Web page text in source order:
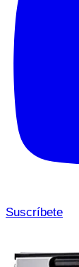
Suscríbete